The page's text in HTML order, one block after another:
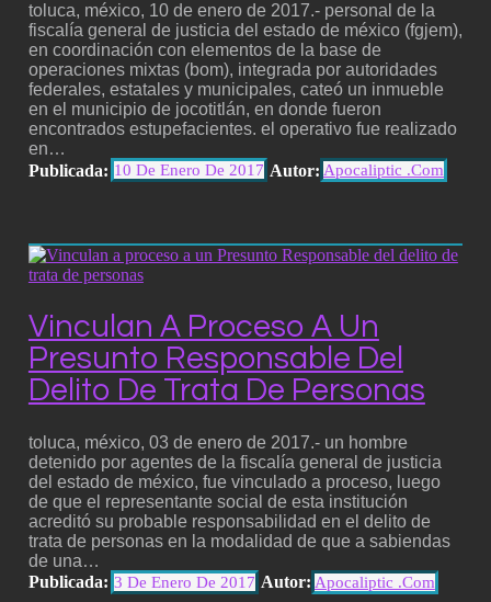
toluca, méxico, 10 de enero de 2017.- personal de la
fiscalía general de justicia del estado de méxico (fgjem),
en coordinación con elementos de la base de
operaciones mixtas (bom), integrada por autoridades
federales, estatales y municipales, cateó un inmueble
en el municipio de jocotitlán, en donde fueron
encontrados estupefacientes. el operativo fue realizado
en…
Publicada: 10 De Enero De 2017 Autor: Apocaliptic .com
Vinculan A Proceso A Un
Presunto Responsable Del
Delito De Trata De Personas
toluca, méxico, 03 de enero de 2017.- un hombre
detenido por agentes de la fiscalía general de justicia
del estado de méxico, fue vinculado a proceso, luego
de que el representante social de esta institución
acreditó su probable responsabilidad en el delito de
trata de personas en la modalidad de que a sabiendas
de una…
Publicada: 3 De Enero De 2017 Autor: Apocaliptic .com